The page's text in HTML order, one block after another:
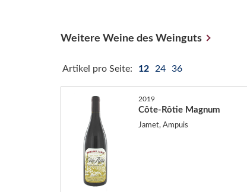
Weitere Weine des Weinguts
Artikel pro Seite: 12 24 36
2019
Côte-Rôtie Magnum
Jamet, Ampuis